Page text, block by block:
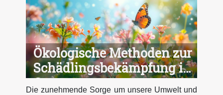
Ökologische Methoden zur
Schädlingsbekämpfung im
Garten
Die zunehmende Sorge um unsere Umwelt und